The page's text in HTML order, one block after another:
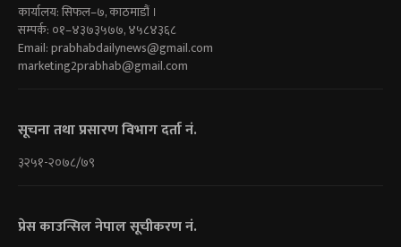
कार्यालय: सिफल–७, काठमाडौं ।
सम्पर्क: ०१–४३७३५७७, ४५८४३६८
Email:prabhabdailynews@gmail.com
marketing2prabhab@gmail.com
सूचना तथा प्रसारण विभाग दर्ता नं.
३२५१-२०७८/७९
प्रेस काउन्सिल नेपाल सूचीकरण नं.